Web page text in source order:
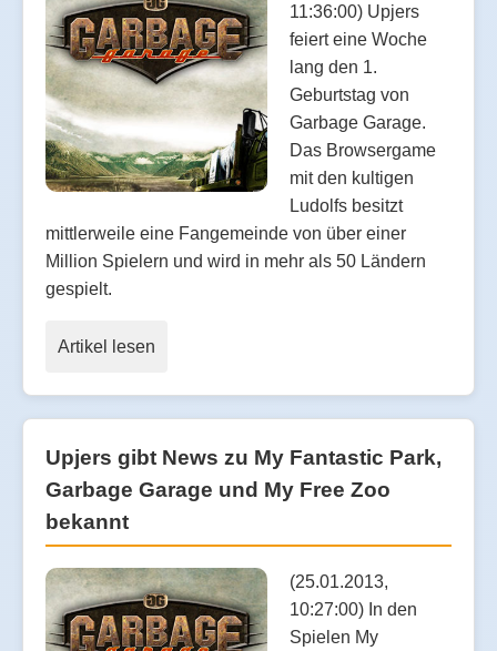
11:36:00) Upjers
feiert eine Woche
lang den 1.
Geburtstag von
Garbage Garage.
Das Browsergame
mit den kultigen
Ludolfs besitzt
mittlerweile eine Fangemeinde von über einer
Million Spielern und wird in mehr als 50 Ländern
gespielt.
Artikel lesen
Upjers gibt News zu My Fantastic Park,
Garbage Garage und My Free Zoo
bekannt
(25.01.2013,
10:27:00) In den
Spielen My